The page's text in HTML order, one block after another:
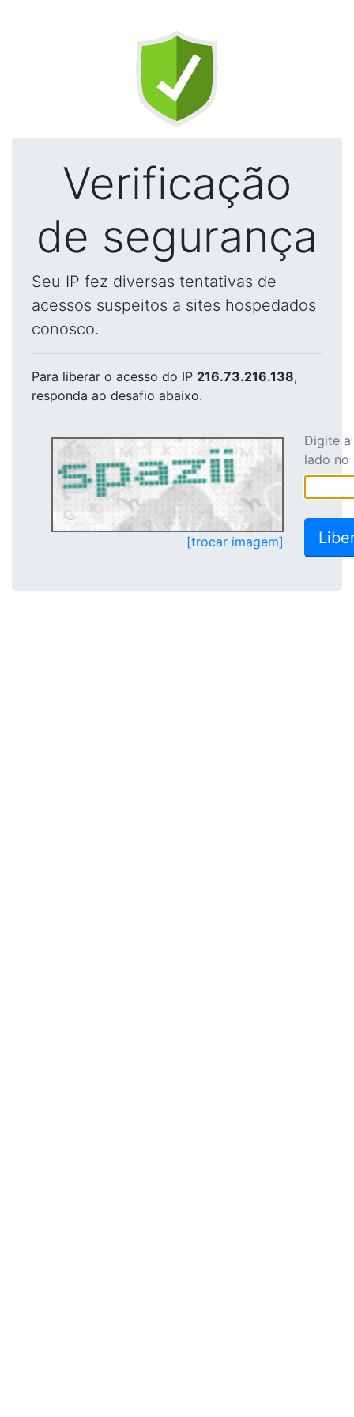
Verificação
de segurança
Seu IP fez diversas tentativas de
acessos suspeitos a sites hospedados
conosco.
Para liberar o acesso do IP 216.73.216.138,
responda ao desafio abaixo.
[trocar imagem]
Digite
lado no